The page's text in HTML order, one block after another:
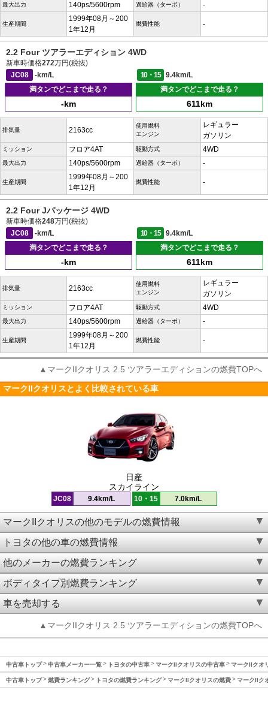
最大出力 140ps/5600rpm 過給器（ターボ） -
生産期間
1999年08月～200
1年12月
燃費性能 -
2.2 Four ツアラーエディション 4WD
新車時価格272万円(税抜)
JC08
-km/L 10・15
9.4km/L
満タンでどこまで走る？
-km
満タンでどこまで走る？
611km
排気量 2163cc
使用燃料
エンジン
レギュラー
ガソリン
ミッション フロア4AT 駆動方式 4WD
最大出力 140ps/5600rpm 過給器（ターボ） -
生産期間
1999年08月～200
1年12月
燃費性能 -
2.2 Four Jパッケージ 4WD
新車時価格248万円(税抜)
JC08
-km/L 10・15
9.4km/L
満タンでどこまで走る？
-km
満タンでどこまで走る？
611km
排気量 2163cc
使用燃料
エンジン
レギュラー
ガソリン
ミッション フロア4AT 駆動方式 4WD
最大出力 140ps/5600rpm 過給器（ターボ） -
生産期間
1999年08月～200
1年12月
燃費性能 -
▲マークIIクオリス 2.5 ツアラーエディションの燃費TOPへ
マークIIクオリスとよく比較されている車
日産
スカイライン
JC08 9.4km/L 10・15 7.0km/L
マークIIクオリスの他のモデルの燃費情報
トヨタの他の車の燃費情報
他のメーカーの燃費ランキング
ボディタイプ別燃費ランキング
車を売却する
▲マークIIクオリス 2.5 ツアラーエディションの燃費TOPへ
中古車トップ 中古車メーカー一覧 トヨタの中古車 マークIIクオリスの中古車 マークIIクオ
中古車トップ 燃費ランキング トヨタの燃費ランキング マークIIクオリスの燃費 マークIIク